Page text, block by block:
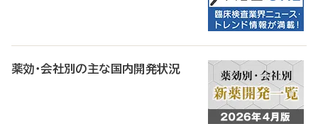
薬効・会社別の主な国内開発状況